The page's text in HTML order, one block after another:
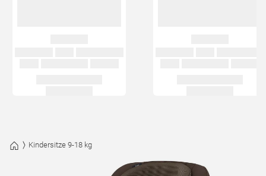
Kindersitze 9-18 kg